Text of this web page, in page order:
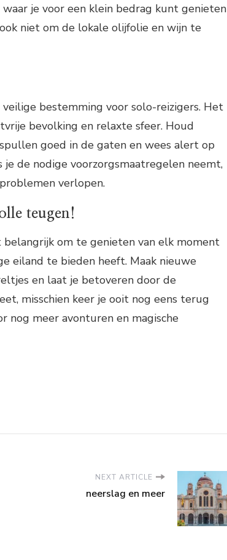
je voor een klein bedrag kunt genieten
niet om de lokale olijfolie en wijn te
bestemming voor solo-reizigers. Het
bevolking en relaxte sfeer. Houd
goed in de gaten en wees alert op
de nodige voorzorgsmaatregelen neemt,
verlopen.
teugen!
om te genieten van elk moment
eiland te bieden heeft. Maak nieuwe
en laat je betoveren door de
misschien keer je ooit nog eens terug
nog meer avonturen en magische
NEXT ARTICLE
neerslag en meer